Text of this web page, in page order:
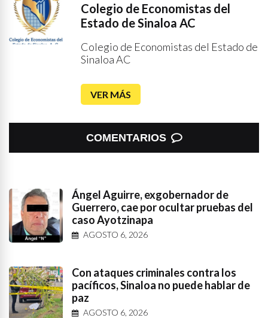
Colegio de Economistas del
Estado de Sinaloa AC
Colegio de Economistas del Estado de
Sinaloa AC
VER MÁS
COMENTARIOS
Ángel Aguirre, exgobernador de
Guerrero, cae por ocultar pruebas del
caso Ayotzinapa
AGOSTO 6, 2026
Con ataques criminales contra los
pacíficos, Sinaloa no puede hablar de
paz
AGOSTO 6, 2026